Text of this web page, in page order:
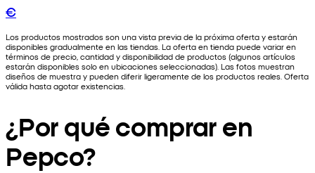
€
Los productos mostrados son una vista previa de la próxima oferta y estarán
disponibles gradualmente en las tiendas. La oferta en tienda puede variar en
términos de precio, cantidad y disponibilidad de productos (algunos artículos
estarán disponibles solo en ubicaciones seleccionadas). Las fotos muestran
diseños de muestra y pueden diferir ligeramente de los productos reales. Oferta
válida hasta agotar existencias.
¿Por qué comprar en
Pepco?